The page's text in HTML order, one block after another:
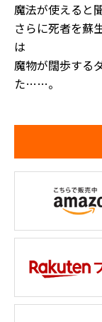
魔法が使えると
さらに死者を蘇
は
魔物が闊歩する
た……。